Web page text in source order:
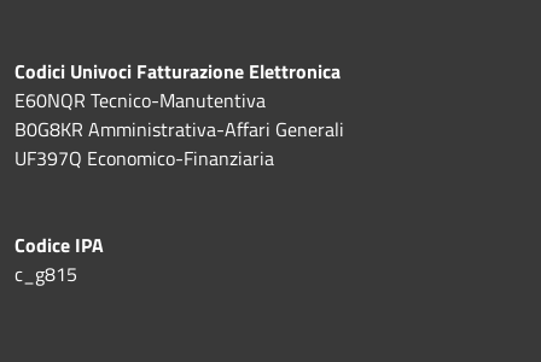
Codici Univoci Fatturazione Elettronica
E60NQR Tecnico-Manutentiva
B0G8KR Amministrativa-Affari Generali
UF397Q Economico-Finanziaria
Codice IPA
c_g815